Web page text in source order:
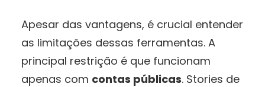
Apesar das vantagens, é crucial entender
as limitações dessas ferramentas. A
principal restrição é que funcionam
apenas com contas públicas. Stories de